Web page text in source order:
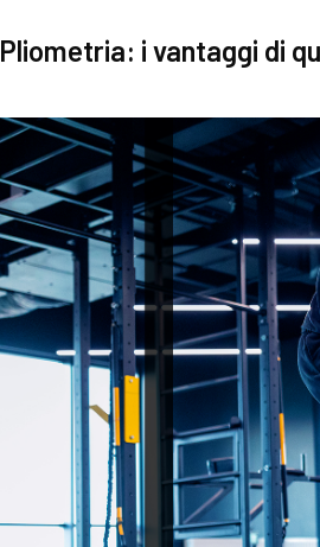
Pliometria: i vantaggi di